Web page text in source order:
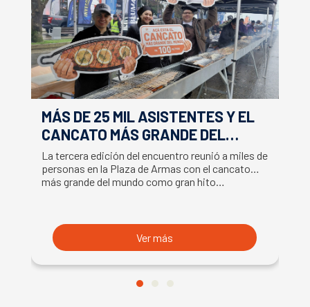
MÁS DE 25 MIL ASISTENTES Y EL
CANCATO MÁS GRANDE DEL
MUNDO MARCAN EXITOSO CIERRE
DE LA SEMANA DEL SALMÓN
La tercera edición del encuentro reunió a miles de
personas en la Plaza de Armas con el cancato
más grande del mundo como gran hito…
Ver más